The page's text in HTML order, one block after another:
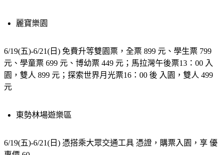
麗寶樂園
6/19(五)-6/21(日) 免費升等雙園票，全票 899 元、學生票 799
元、學童票 699 元、博幼票 449 元；馬拉灣午後票13：00 入
園，雙人 899 元；探索世界月光票16：00 後 入園，雙人 499
元
東勢林場遊樂區
6/19(五)-6/21(日) 憑搭乘大眾交通工具 憑證，購票入園，享 優